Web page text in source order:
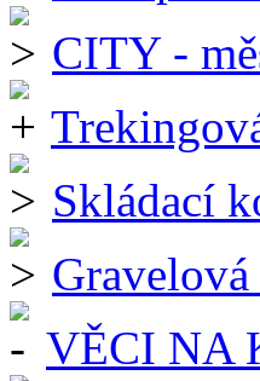
CITY -
Skládací
VĚCI NA